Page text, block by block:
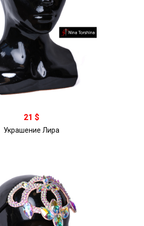
В корзину
21 $
Украшение Лира